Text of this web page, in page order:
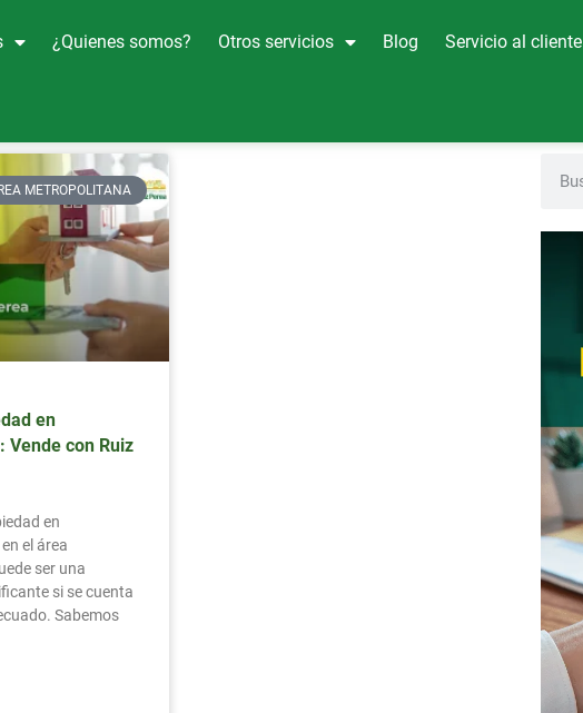
¿Quienes somos? Otros servicios Blog Servicio al cliente
METROPOLITANA
en
Vende con Ruiz
en
el área
ser una
si se cuenta
Sabemos